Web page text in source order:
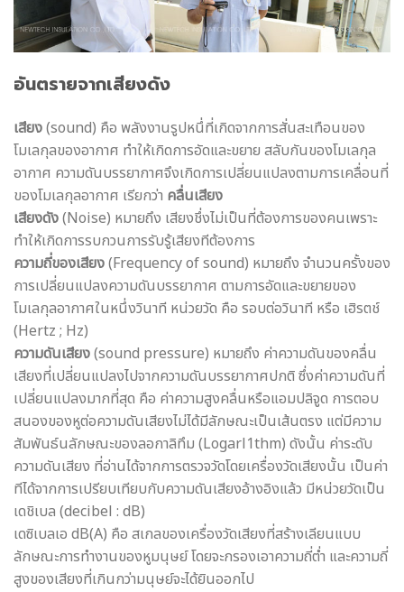
อันตรายจากเสียงดัง
เสียง(sound) คือ พลังงานรูปหนึ่ที่เกิดจากการสั่นสะเทือนของ
โมเลกุลของอากาศ ทำให้เกิดการอัดและขยาย สลับกันของโมเลกุล
อากาศ ความดันบรรยากาศจึงเกิดการเปลี่ยนแปลงตามการเคลื่อนที่
ของโมเลกุลอากาศ เรียกว่า คลื่นเสียง
เสียงดัง(Noise) หมายถึง เสียงชึ่งไม่เป็นที่ต้องการของคนเพราะ
ทำให้เกิดการรบกวนการรับรู้เสียงทีต้องการ
ความถี่ของเสียง(Frequency of sound) หมายถึง จำนวนครั้งของ
การเปลี่ยนแปลงความดันบรรยากาศ ตามการอัดและขยายของ
โมเลกุลอากาศในหนึ่งวินาที หน่วยวัด คือ รอบต่อวินาที หรือ เฮิรตช์
(Hertz ; Hz)
ความดันเสียง(sound pressure) หมายถึง ค่าความดันของคลื่น
เสียงที่เปลี่ยนแปลงไปจากความดันบรรยากาศปกติ ซึ่งค่าความดันที่
เปลี่ยนแปลงมากที่สุด คือ ค่าความสูงคลื่นหรือแอมปลิจูด การตอบ
สนองของหูต่อความดันเสียงไม่ได้มีลักษณะเป็นเส้นตรง แต่มีความ
สัมพันธ์นลักษณะของลอกาลิทึม (Logarl1thm) ดังนั้น ค่าระดับ
ความดันเสียง ที่อ่านได้จากการตรวจวัดโดยเครื่องวัดเสียงนั้น เป็นค่า
ทีได้จากการเปรียบเทียบกับความดันเสียงอ้างอิงแล้ว มีหน่วยวัดเป็น
เดชิเบล (decibel : dB)
เดซิเบลเอ dB(A) คือ สเกลของเครื่องวัดเสียงที่สร้างเลียนแบบ
ลักษณะการทำงานของหูมนุษย์ โดยจะกรองเอาความถี่ต่ำ และความถี่
สูงของเสียงที่เกินกว่ามนุษย์จะได้ยินออกไป